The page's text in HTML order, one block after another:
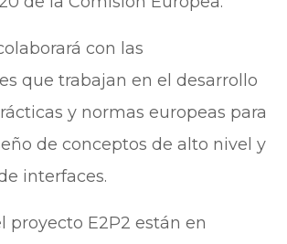
con las
que trabajan en el desarrollo
y normas europeas para
de conceptos de alto nivel y
interfaces.
proyecto E2P2 están en